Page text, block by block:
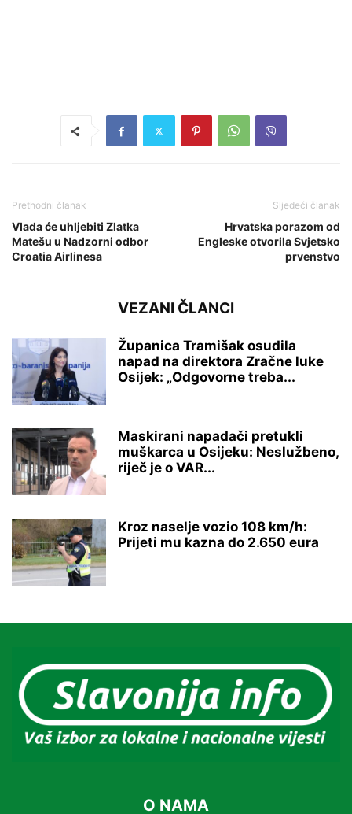
Prethodni članak
Vlada će uhljebiti Zlatka
Matešu u Nadzorni odbor
Croatia Airlinesa
Sljedeći članak
Hrvatska porazom od
Engleske otvorila Svjetsko
prvenstvo
VEZANI ČLANCI
Županica Tramišak osudila
napad na direktora Zračne luke
Osijek: „Odgovorne treba...
Maskirani napadači pretukli
muškarca u Osijeku: Neslužbeno,
riječ je o VAR...
Kroz naselje vozio 108 km/h:
Prijeti mu kazna do 2.650 eura
O NAMA